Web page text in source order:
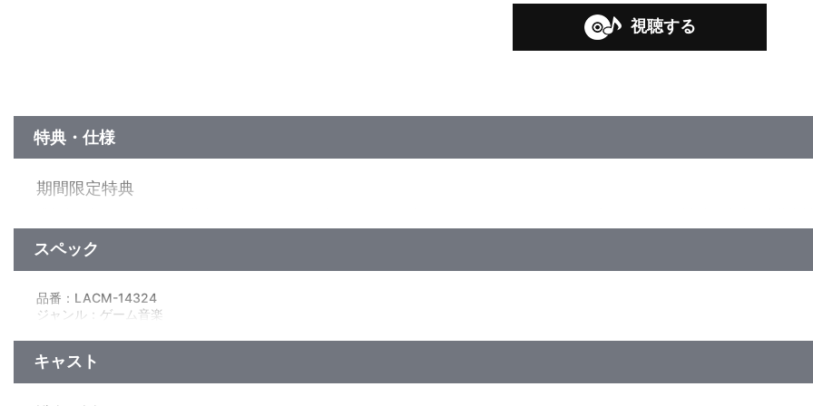
視聴する
特典・仕様
期間限定特典
他、仕様
スペック
品番：LACM-14324
ジャンル：ゲーム音楽
キャスト